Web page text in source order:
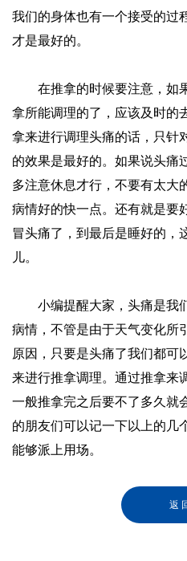
我们的身体也有一个接受的过
才是最好的。
在推拿的时候要注意，如
拿所能调理的了，应该及时的
拿来进行调理头痛的话，只针
的效果是最好的。如果说头痛
多注意休息才行，不要有太大
病情好的快一点。还有就是要
冒头痛了，到最后是睡好的，
儿。
小编提醒大家，头痛是我
病情，不管是由于天气变化所
原因，只要是头痛了我们都可
来进行推拿调理。通过推拿来
一般推拿完之后要不了多久就
的朋友们可以记一下以上的几
能够派上用场。
返